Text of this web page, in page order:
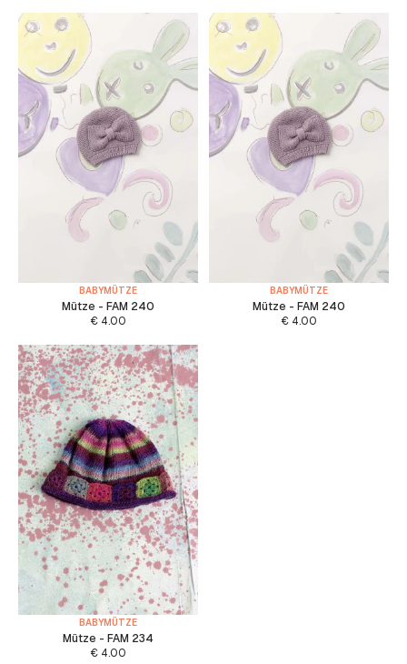
BABYMÜTZE
Mütze - FAM 240
€ 4.00
BABYMÜTZE
Mütze - FAM 240
€ 4.00
BABYMÜTZE
Mütze - FAM 234
€ 4.00